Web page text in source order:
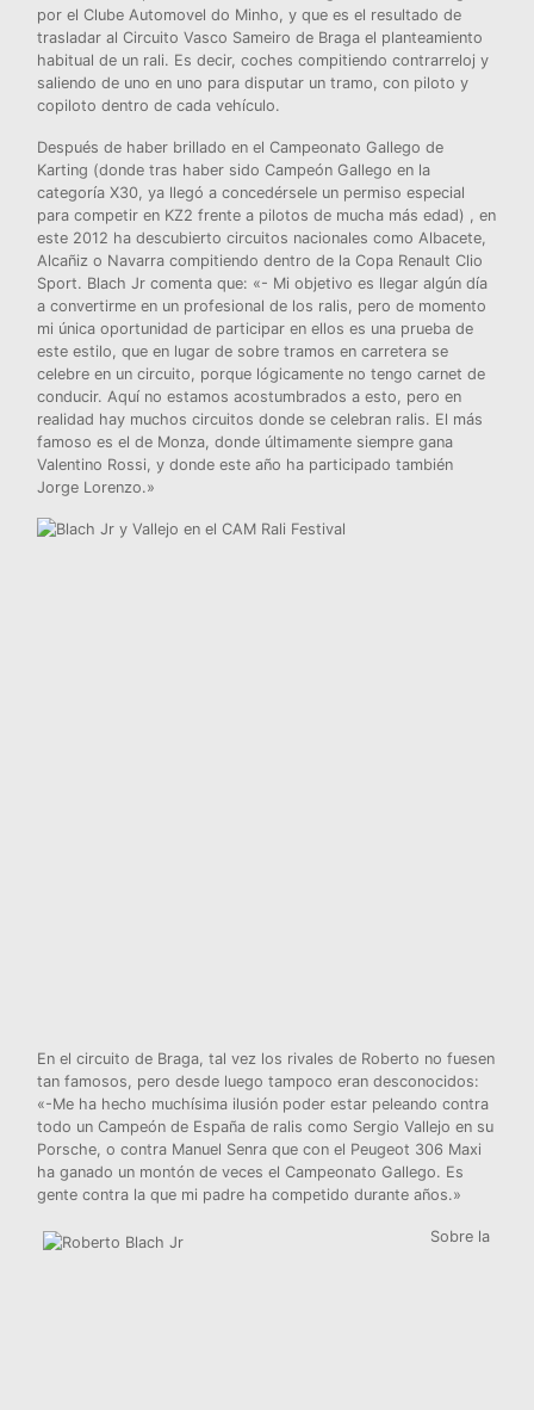
por el Clube Automovel do Minho, y que es el resultado de
trasladar al Circuito Vasco Sameiro de Braga el planteamiento
habitual de un rali. Es decir, coches compitiendo contrarreloj y
saliendo de uno en uno para disputar un tramo, con piloto y
copiloto dentro de cada vehículo.
Después de haber brillado en el Campeonato Gallego de
Karting (donde tras haber sido Campeón Gallego en la
categoría X30, ya llegó a concedérsele un permiso especial
para competir en KZ2 frente a pilotos de mucha más edad) , en
este 2012 ha descubierto circuitos nacionales como Albacete,
Alcañiz o Navarra compitiendo dentro de la Copa Renault Clio
Sport. Blach Jr comenta que: «- Mi objetivo es llegar algún día
a convertirme en un profesional de los ralis, pero de momento
mi única oportunidad de participar en ellos es una prueba de
este estilo, que en lugar de sobre tramos en carretera se
celebre en un circuito, porque lógicamente no tengo carnet de
conducir. Aquí no estamos acostumbrados a esto, pero en
realidad hay muchos circuitos donde se celebran ralis. El más
famoso es el de Monza, donde últimamente siempre gana
Valentino Rossi, y donde este año ha participado también
Jorge Lorenzo.»
En el circuito de Braga, tal vez los rivales de Roberto no fuesen
tan famosos, pero desde luego tampoco eran desconocidos:
«-Me ha hecho muchísima ilusión poder estar peleando contra
todo un Campeón de España de ralis como Sergio Vallejo en su
Porsche, o contra Manuel Senra que con el Peugeot 306 Maxi
ha ganado un montón de veces el Campeonato Gallego. Es
gente contra la que mi padre ha competido durante años.»
Sobre la